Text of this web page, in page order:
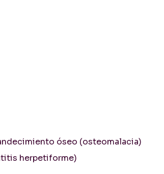
óseo (osteomalacia)
herpetiforme)